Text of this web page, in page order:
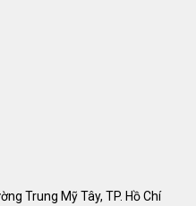
Trung Mỹ Tây, TP. Hồ Chí